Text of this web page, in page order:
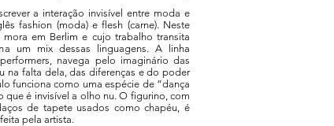
a interação invisível entre moda e
fashion (moda) e flesh (carne). Neste
em Berlim e cujo trabalho transita
um mix dessas linguagens. A linha
navega pelo imaginário das
na falta dela, das diferenças e do poder
funciona como uma espécie de “dança
é invisível a olho nu. O figurino, com
de tapete usados como chapéu, é
pela artista.